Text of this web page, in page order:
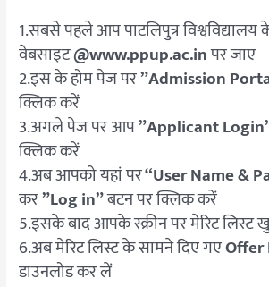
1.सबसे पहले आप पाटलिपुत्र
वेबसाइट@www.ppup.ac.inपर जाए
2.इस के होम पेज पर”Admission
क्लिक करें
3.अगले पेज पर आप”Applicant
क्लिक करें
4.अब आपको यहां पर“User Name &
कर”Log in”बटन पर क्लिक करें
5.इसके बाद आपके स्क्रीन पर मेरिट
6.अब मेरिट लिस्ट के सामने दिए गएOffer
डाउनलोड कर लें